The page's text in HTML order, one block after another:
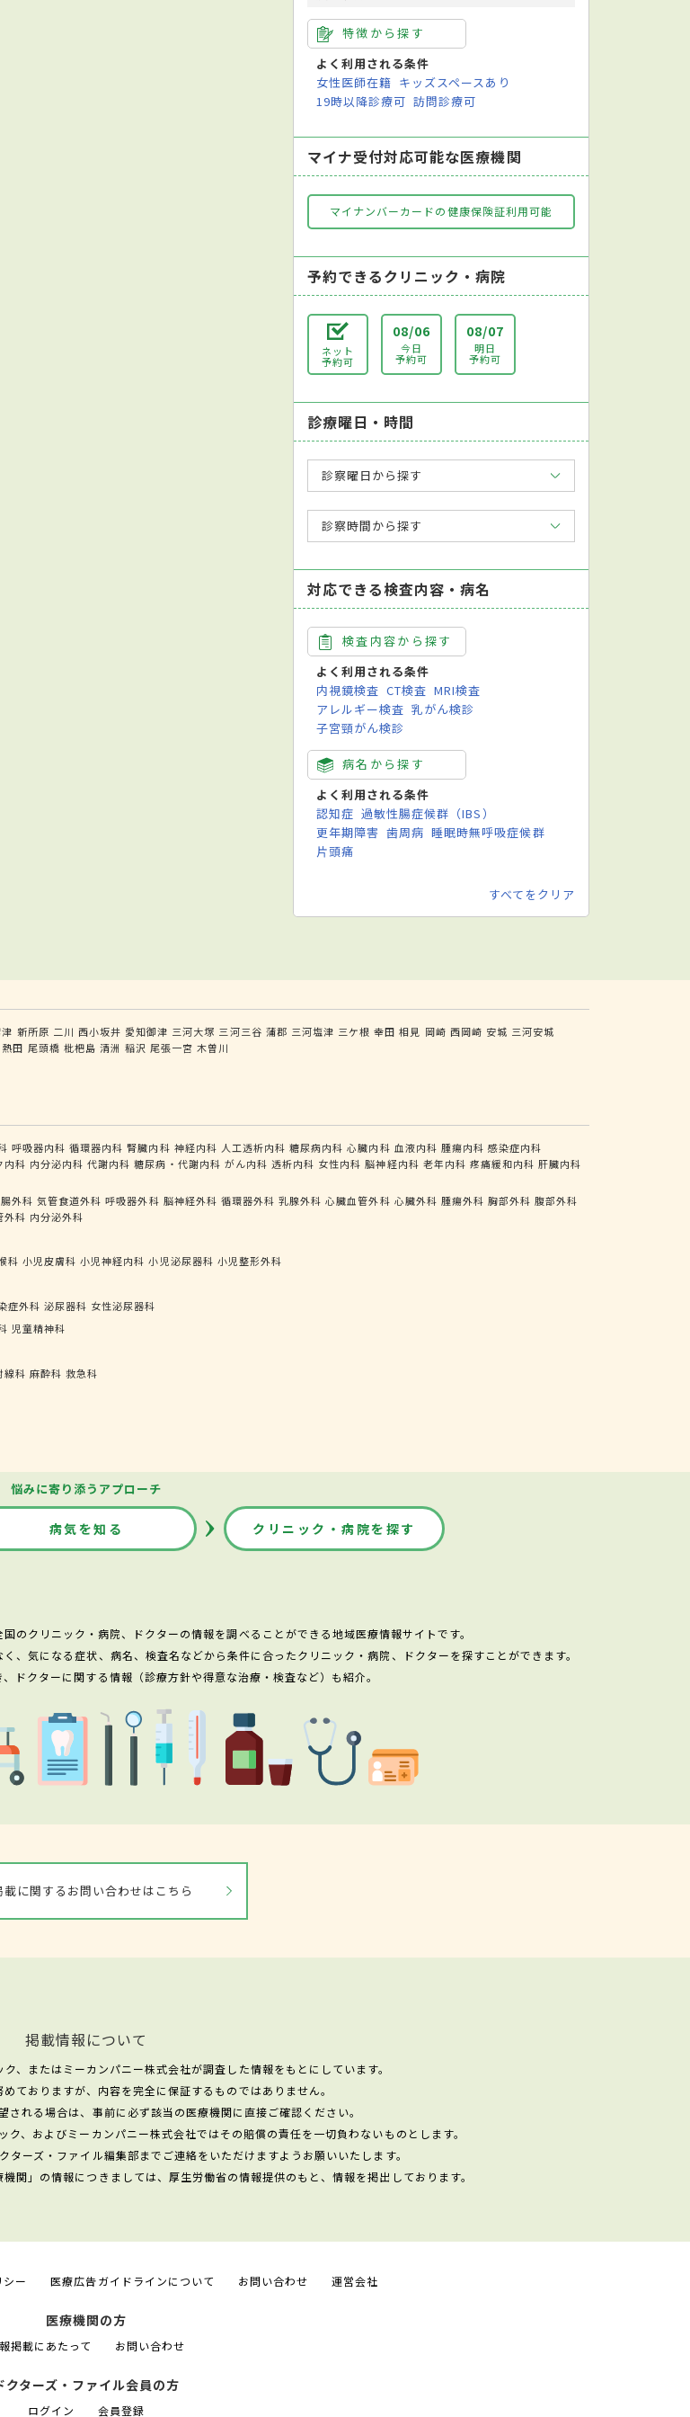
特徴から探す
よく利用される条件
女性医師在籍 キッズスペースあり
19時以降診療可 訪問診療可
マイナ受付対応可能な医療機関
マイナンバーカードの健康保険証利用可能
予約できるクリニック・病院
ネット
予約可
08/06
今日
予約可
08/07
明日
予約可
診療曜日・時間
診察曜日から探す
診察時間から探す
対応できる検査内容・病名
検査内容から探す
よく利用される条件
内視鏡検査 CT検査 MRI検査
アレルギー検査 乳がん検診
子宮頸がん検診
病名から探す
よく利用される条件
認知症 過敏性腸症候群（IBS）
更年期障害 歯周病 睡眠時無呼吸症候群
片頭痛
すべてをクリア
新所原 二川 西小坂井 愛知御津 三河大塚 三河三谷 蒲郡 三河塩津 三ケ根 幸田 相見 岡崎 西岡崎 安城 三河安城
熱田 尾頭橋 枇杷島 清洲 稲沢 尾張一宮 木曽川
呼吸器内科 循環器内科 腎臓内科 神経内科 人工透析内科 糖尿病内科 心臓内科 血液内科 腫瘍内科 感染症内科
内科 内分泌内科 代謝内科 糖尿病・代謝内科 がん内科 透析内科 女性内科 脳神経内科 老年内科 疼痛緩和内科 肝臓内科
外科 気管食道外科 呼吸器外科 脳神経外科 循環器外科 乳腺外科 心臓血管外科 心臓外科 腫瘍外科 胸部外科 腹部外科
外科 内分泌外科
科 小児皮膚科 小児神経内科 小児泌尿器科 小児整形外科
症外科 泌尿器科 女性泌尿器科
児童精神科
線科 麻酔科 救急科
悩みに寄り添うアプローチ
病気を知る クリニック・病院を探す
のクリニック・病院、ドクターの情報を調べることができる地域医療情報サイトです。
、気になる症状、病名、検査名などから条件に合ったクリニック・病院、ドクターを探すことができます。
ドクターに関する情報（診療方針や得意な治療・検査など）も紹介。
載に関するお問い合わせはこちら
掲載情報について
、またはミーカンパニー株式会社が調査した情報をもとにしています。
ておりますが、内容を完全に保証するものではありません。
される場合は、事前に必ず該当の医療機関に直接ご確認ください。
、およびミーカンパニー株式会社ではその賠償の責任を一切負わないものとします。
ーズ・ファイル編集部までご連絡をいただけますようお願いいたします。
関」の情報につきましては、厚生労働省の情報提供のもと、情報を掲出しております。
ー 医療広告ガイドラインについて お問い合わせ 運営会社
医療機関の方
掲載にあたって お問い合わせ
クターズ・ファイル会員の方
ログイン 会員登録